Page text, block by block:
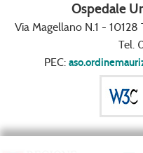
Ospedale
Via Magellano N.1 -
Tel.
PEC: